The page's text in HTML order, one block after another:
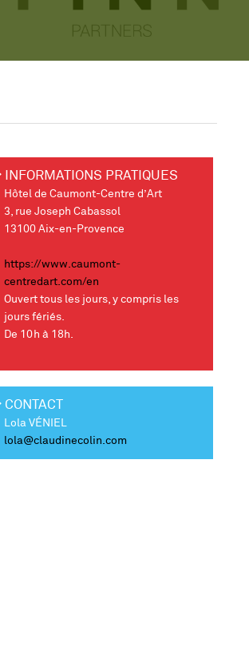
INFORMATIONS PRATIQUES
Hôtel de Caumont-Centre d’Art
3, rue Joseph Cabassol
13100 Aix-en-Provence
https://www.caumont-
centredart.com/en
Ouvert tous les jours, y compris les
jours fériés.
De 10h à 18h.
CONTACT
Lola VÉNIEL
lola@claudinecolin.com